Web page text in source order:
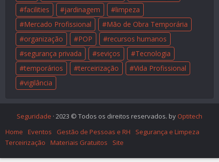
facilities
jardinagem
limpeza
Mercado Profissional
Mão de Obra Temporária
organização
POP
recursos humanos
segurança privada
seviços
Tecnologia
temporários
terceirização
Vida Profissional
vigilância
Seguridade · 2023 © Todos os direitos reservados. by Optitech
Home
Eventos Gestão de Pessoas e RH
Segurança e Limpeza
Terceirização
Materiais Gratuitos Site